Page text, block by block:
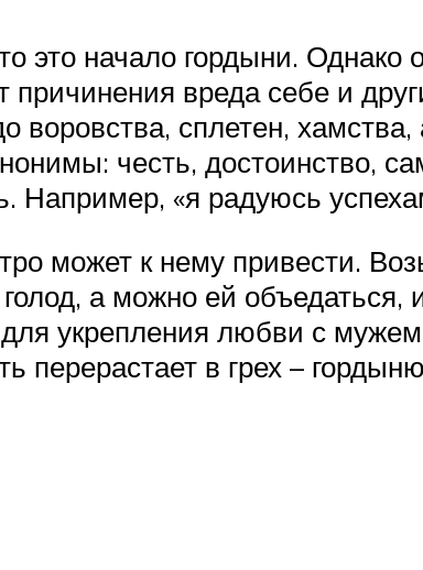
это начало гордыни. Однако
причинения вреда себе и
воровства, сплетен,
честь, достоинство,
Например, «я радуюсь
может к нему привести.
а можно ей объедаться,
для укрепления любви с
перерастает в грех –